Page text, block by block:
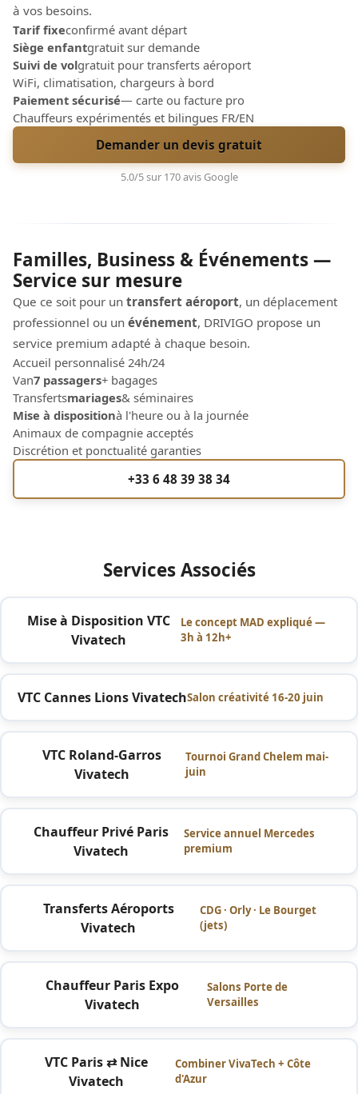
à vos besoins.
Tarif fixeconfirmé avant départ
Siège enfantgratuit sur demande
Suivi de volgratuit pour transferts aéroport
WiFi, climatisation, chargeurs à bord
Paiement sécurisé— carte ou facture pro
Chauffeurs expérimentés et bilingues FR/EN
Demander un devis gratuit
5.0/5 sur 170 avis Google
Familles, Business & Événements —
Service sur mesure
Que ce soit pour un transfert aéroport, un déplacement
professionnel ou un événement, DRIVIGO propose un
service premium adapté à chaque besoin.
Accueil personnalisé 24h/24
Van7 passagers+ bagages
Transfertsmariages& séminaires
Mise à dispositionà l'heure ou à la journée
Animaux de compagnie acceptés
Discrétion et ponctualité garanties
+33 6 48 39 38 34
Services Associés
Mise à Disposition VTC
Vivatech
Le concept MAD expliqué —
3h à 12h+
VTC Cannes Lions VivatechSalon créativité 16-20 juin
VTC Roland-Garros
Vivatech
Tournoi Grand Chelem mai-
juin
Chauffeur Privé Paris
Vivatech
Service annuel Mercedes
premium
Transferts Aéroports
Vivatech
CDG · Orly · Le Bourget
(jets)
Chauffeur Paris Expo
Vivatech
Salons Porte de
Versailles
VTC Paris ⇄ Nice
Vivatech
Combiner VivaTech + Côte
d'Azur